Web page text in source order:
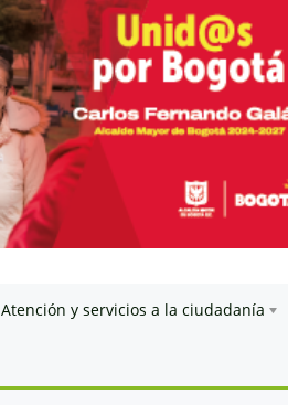
Atención y servicios a la ciudadanía